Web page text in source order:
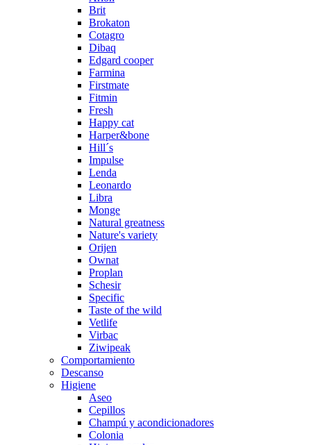
Brit
Brokaton
Cotagro
Dibaq
Edgard cooper
Farmina
Firstmate
Fitmin
Fresh
Happy cat
Harper&bone
Hill´s
Impulse
Lenda
Leonardo
Libra
Monge
Natural greatness
Nature's variety
Orijen
Ownat
Proplan
Schesir
Specific
Taste of the wild
Vetlife
Virbac
Ziwipeak
Comportamiento
Descanso
Higiene
Aseo
Cepillos
Champú y acondicionadores
Colonia